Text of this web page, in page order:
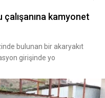
kamyonet
bulunan bir akaryakıt
girişinde yo